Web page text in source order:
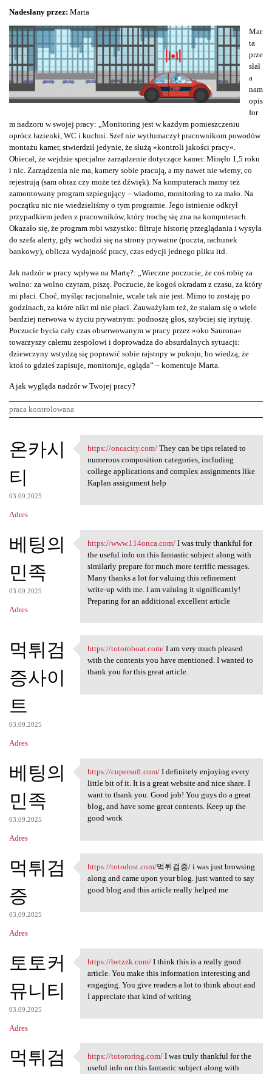
Nadesłany przez: Marta
Mar
ta
prze
słał
a
nam
opis
for
m nadzoru w swojej pracy: „Monitoring jest w każdym pomieszczeniu
oprócz łazienki, WC i kuchni. Szef nie wytłumaczył pracownikom powodów
montażu kamer, stwierdził jedynie, że służą »kontroli jakości pracy«.
Obiecał, że wejdzie specjalne zarządzenie dotyczące kamer. Minęło 1,5 roku
i nic. Zarządzenia nie ma, kamery sobie pracują, a my nawet nie wiemy, co
rejestrują (sam obraz czy może też dźwięk). Na komputerach mamy też
zamontowany program szpiegujący – wiadomo, monitoring to za mało. Na
początku nic nie wiedzieliśmy o tym programie. Jego istnienie odkrył
przypadkiem jeden z pracowników, który trochę się zna na komputerach.
Okazało się, że program robi wszystko: filtruje historię przeglądania i wysyła
do szefa alerty, gdy wchodzi się na strony prywatne (poczta, rachunek
bankowy), oblicza wydajność pracy, czas edycji jednego pliku itd.
Jak nadzór w pracy wpływa na Martę?: „Wieczne poczucie, że coś robię za
wolno: za wolno czytam, piszę. Poczucie, że kogoś okradam z czasu, za który
mi płaci. Choć, myśląc racjonalnie, wcale tak nie jest. Mimo to zostaję po
godzinach, za które nikt mi nie płaci. Zauważyłam też, że stałam się o wiele
bardziej nerwowa w życiu prywatnym: podnoszę głos, szybciej się irytuję.
Poczucie bycia cały czas obserwowanym w pracy przez »oko Saurona«
towarzyszy całemu zespołowi i doprowadza do absurdalnych sytuacji:
dziewczyny wstydzą się poprawić sobie rajstopy w pokoju, bo wiedzą, że
ktoś to gdzieś zapisuje, monitoruje, ogląda” – komentuje Marta.
A jak wygląda nadzór w Twojej pracy?
praca kontrolowana
K
o
m
e
n
a
r
z
e
온카시
티
03.09.2025
Adres
https://oncacity.com/ They
https://oncacity.com/They can be tips related to
numerous composition categories, including
college applications and complex assignments like
Kaplan assignment help
베팅의
민족
03.09.2025
Adres
https://www.114onca.com/ I
https://www.114onca.com/I was truly thankful for
the useful info on this fantastic subject along with
similarly prepare for much more terrific messages.
Many thanks a lot for valuing this refinement
write-up with me. I am valuing it significantly!
Preparing for an additional excellent article
먹튀검
증사이
트
03.09.2025
Adres
https://totoroboat.com/ I am
https://totoroboat.com/I am very much pleased
with the contents you have mentioned. I wanted to
thank you for this great article.
베팅의
민족
03.09.2025
Adres
https://cupersoft.com/ I
https://cupersoft.com/I definitely enjoying every
little bit of it. It is a great website and nice share. I
want to thank you. Good job! You guys do a great
blog, and have some great contents. Keep up the
good work
먹튀검
증
03.09.2025
Adres
https://totodost.com/먹튀검증/ i
https://totodost.com/먹튀검증/ i was just browsing
along and came upon your blog. just wanted to say
good blog and this article really helped me
토토커
뮤니티
03.09.2025
Adres
https://betzzk.com/ I think
https://betzzk.com/I think this is a really good
article. You make this information interesting and
engaging. You give readers a lot to think about and
I appreciate that kind of writing
먹튀검
https://totororing.com/ I was
https://totororing.com/I was truly thankful for the
useful info on this fantastic subject along with